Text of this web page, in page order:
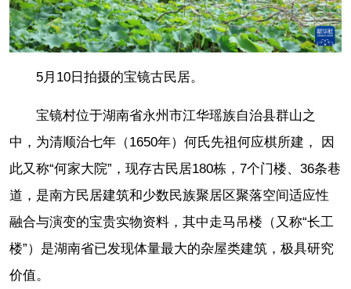
5月10日拍摄的宝镜古民居。
宝镜村位于湖南省永州市江华瑶族自治县群山之
中，为清顺治七年（1650年）何氏先祖何应棋所建， 因
此又称“何家大院”，现存古民居180栋，7个门楼、36条巷
道，是南方民居建筑和少数民族聚居区聚落空间适应性
融合与演变的宝贵实物资料，其中走马吊楼（又称“长工
楼”）是湖南省已发现体量最大的杂屋类建筑，极具研究
价值。